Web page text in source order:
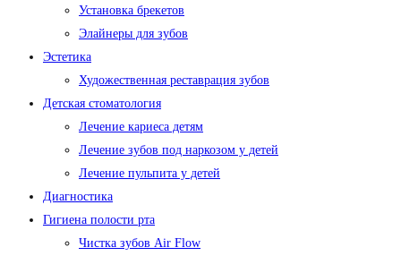
Установка брекетов
Элайнеры для зубов
Эстетика
Художественная реставрация зубов
Детская стоматология
Лечение кариеса детям
Лечение зубов под наркозом у детей
Лечение пульпита у детей
Диагностика
Гигиена полости рта
Чистка зубов Air Flow